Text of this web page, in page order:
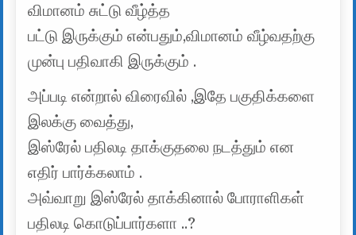
விமானம் சுட்டு வீழ்த்த
பட்டு இருக்கும் என்பதும்,விமானம் வீழ்வதற்கு
முன்பு பதிவாகி இருக்கும் .
அப்படி என்றால் விரைவில் ,இதே பகுதிக்களை
இலக்கு வைத்து,
இஸ்ரேல் பதிலடி தாக்குதலை நடத்தும் என
எதிர் பார்க்கலாம் .
அவ்வாறு இஸ்ரேல் தாக்கினால் போராளிகள்
பதிலடி கொடுப்பார்களா ..?